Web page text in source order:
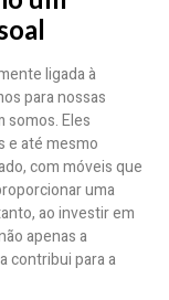
ligada à
para nossas
somos. Eles
e até mesmo
com móveis que
uma
ao investir em
apenas a
contribui para a